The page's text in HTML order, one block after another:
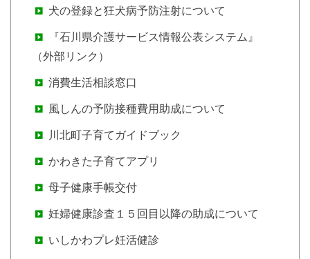
犬の登録と狂犬病予防注射について
『石川県介護サービス情報公表システム』
（外部リンク）
消費生活相談窓口
風しんの予防接種費用助成について
川北町子育てガイドブック
かわきた子育てアプリ
母子健康手帳交付
妊婦健康診査１５回目以降の助成について
いしかわプレ妊活健診